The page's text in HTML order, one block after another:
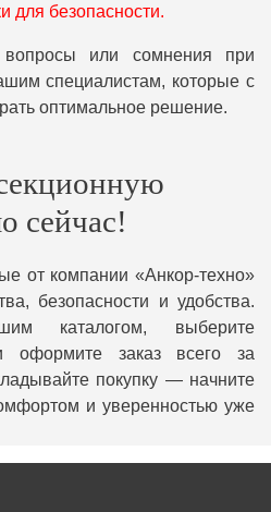
для безопасности.
или сомнения при
специалистам, которые с
оптимальное решение.
сейчас!
от компании «Анкор-техно»
безопасности и удобства.
каталогом, выберите
оформите заказ всего за
покупку — начните
и уверенностью уже